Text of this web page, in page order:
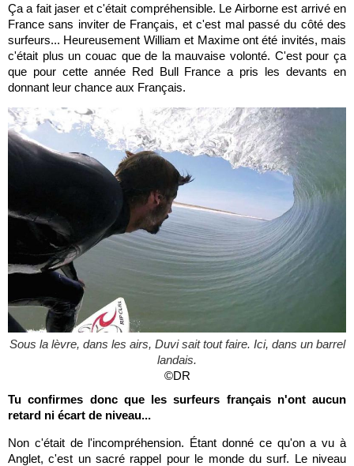
Ça a fait jaser et c'était compréhensible. Le Airborne est arrivé en
France sans inviter de Français, et c'est mal passé du côté des
surfeurs... Heureusement William et Maxime ont été invités, mais
c'était plus un couac que de la mauvaise volonté. C'est pour ça
que pour cette année Red Bull France a pris les devants en
donnant leur chance aux Français.
Sous la lèvre, dans les airs, Duvi sait tout faire. Ici, dans un barrel
landais.
©DR
Tu confirmes donc que les surfeurs français n'ont aucun
retard ni écart de niveau...
Non c'était de l'incompréhension. Étant donné ce qu'on a vu à
Anglet, c'est un sacré rappel pour le monde du surf. Le niveau